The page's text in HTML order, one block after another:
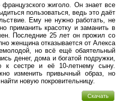
жиголо. Он знает все
пользоваться, ведь это даёт
Ему не нужно работать, не
приманить красотку и заманить в
Последние 25 лет он прожил со
женщина отказывается от Алекса
но всё ещё обаятельный
денег, дома и богатой подружки,
к сестре и её 10-летнему сыну.
изменить привычный образ, но
новую покровительницу.
Скачать